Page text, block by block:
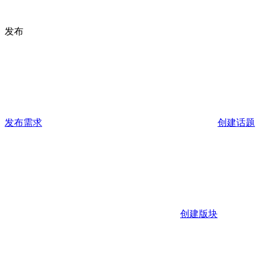
发布
发布需求 创建话题
创建版块